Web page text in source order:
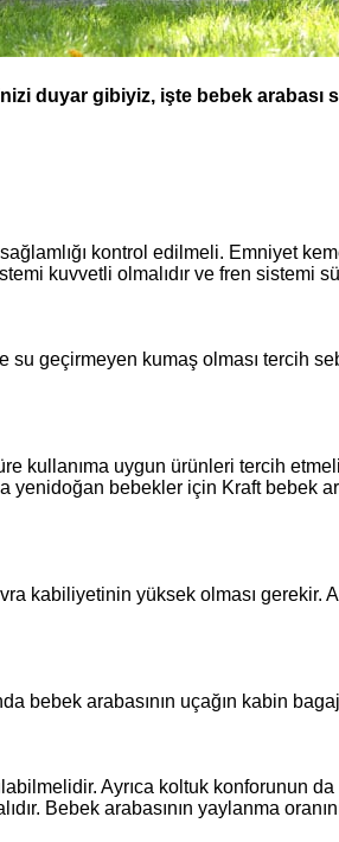
duyar gibiyiz, işte bebek arabası
sağlamlığı kontrol edilmeli. Emniyet
kuvvetli olmalıdır ve fren sistemi
geçirmeyen kumaş olması tercih
kullanıma uygun ürünleri tercih
yenidoğan bebekler için Kraft bebek
kabiliyetinin yüksek olması gerekir.
bebek arabasının uçağın kabin
Ayrıca koltuk konforunun
Bebek arabasının yaylanma